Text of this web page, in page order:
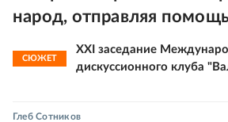
народ, отправляя
СЮЖЕТ
XXI заседание
дискуссионного клуба
Глеб Сотников